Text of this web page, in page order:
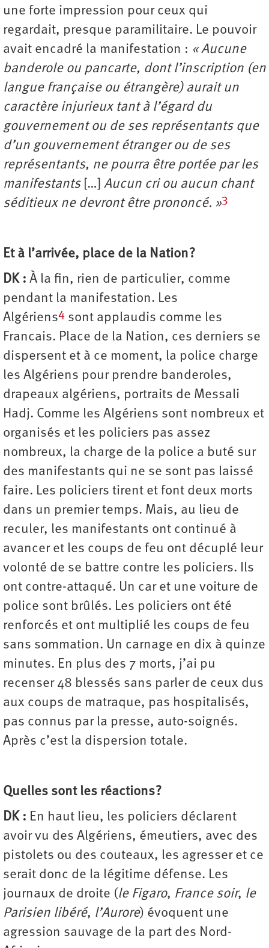
une forte impression pour ceux qui
regardait, presque paramilitaire. Le pouvoir
avait encadré la manifestation : « Aucune
banderole ou pancarte, dont l’inscription (en
langue française ou étrangère) aurait un
caractère injurieux tant à l’égard du
gouvernement ou de ses représentants que
d’un gouvernement étranger ou de ses
représentants, ne pourra être portée par les
manifestants […] Aucun cri ou aucun chant
séditieux ne devront être prononcé. »3
Et à l’arrivée, place de la Nation ?
DK : À la fin, rien de particulier, comme
pendant la manifestation. Les
Algériens4 sont applaudis comme les
Francais. Place de la Nation, ces derniers se
dispersent et à ce moment, la police charge
les Algériens pour prendre banderoles,
drapeaux algériens, portraits de Messali
Hadj. Comme les Algériens sont nombreux et
organisés et les policiers pas assez
nombreux, la charge de la police a buté sur
des manifestants qui ne se sont pas laissé
faire. Les policiers tirent et font deux morts
dans un premier temps. Mais, au lieu de
reculer, les manifestants ont continué à
avancer et les coups de feu ont décuplé leur
volonté de se battre contre les policiers. Ils
ont contre-attaqué. Un car et une voiture de
police sont brûlés. Les policiers ont été
renforcés et ont multiplié les coups de feu
sans sommation. Un carnage en dix à quinze
minutes. En plus des 7 morts, j’ai pu
recenser 48 blessés sans parler de ceux dus
aux coups de matraque, pas hospitalisés,
pas connus par la presse, auto-soignés.
Après c’est la dispersion totale.
Quelles sont les réactions ?
DK : En haut lieu, les policiers déclarent
avoir vu des Algériens, émeutiers, avec des
pistolets ou des couteaux, les agresser et ce
serait donc de la légitime défense. Les
journaux de droite (le Figaro, France soir, le
Parisien libéré, l’Aurore) évoquent une
agression sauvage de la part des Nord-